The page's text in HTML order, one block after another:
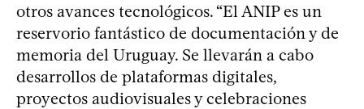
otros avances tecnológicos. “El ANIP es un
reservorio fantástico de documentación y de
memoria del Uruguay. Se llevarán a cabo
desarrollos de plataformas digitales,
proyectos audiovisuales y celebraciones